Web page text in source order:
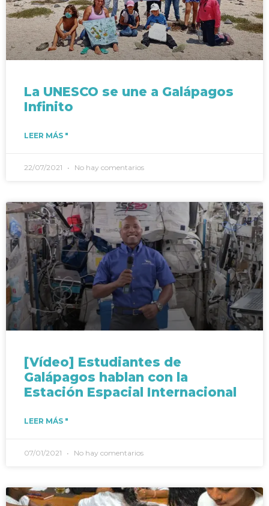
La UNESCO se une a Galápagos
Infinito
LEER MÁS "
22/07/2021 No hay comentarios
[Vídeo] Estudiantes de
Galápagos hablan con la
Estación Espacial Internacional
LEER MÁS "
07/01/2021 No hay comentarios